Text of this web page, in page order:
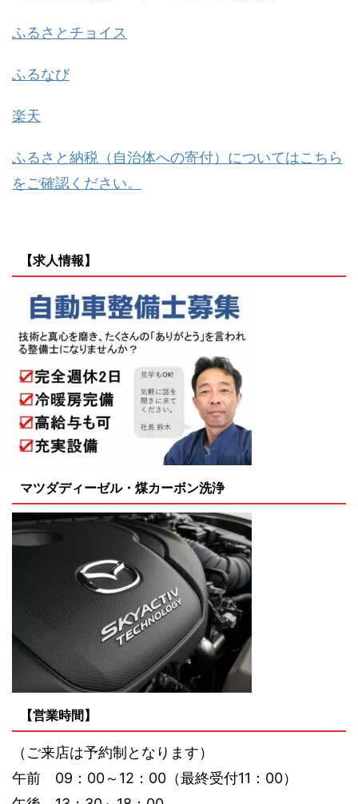
ふるさとチョイス
ふるなび
楽天
ふるさと納税（自治体への寄付）についてはこちら
をご確認ください。
【求人情報】
マツダディーゼル・煤カーボン洗浄
【営業時間】
（ご来店は予約制となります）
午前 09：00～12：00（最終受付11：00）